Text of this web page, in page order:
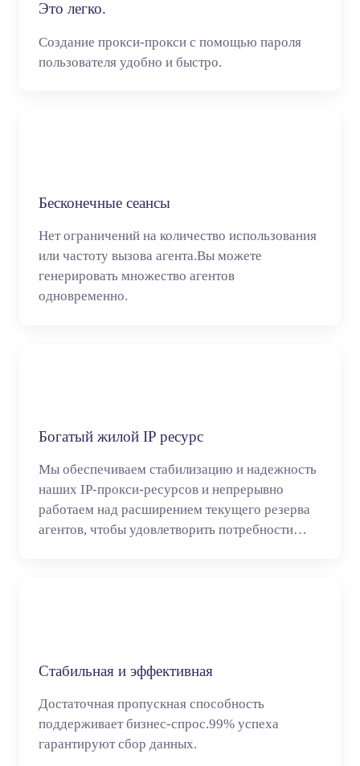
Это легко.
Создание прокси-прокси с помощью пароля
пользователя удобно и быстро.
Бесконечные сеансы
Нет ограничений на количество использования
или частоту вызова агента.Вы можете
генерировать множество агентов
одновременно.
Богатый жилой IP ресурс
Мы обеспечиваем стабилизацию и надежность
наших IP-прокси-ресурсов и непрерывно
работаем над расширением текущего резерва
агентов, чтобы удовлетворить потребности
Стабильная и эффективная
Достаточная пропускная способность
поддерживает бизнес-спрос.99% успеха
гарантируют сбор данных.